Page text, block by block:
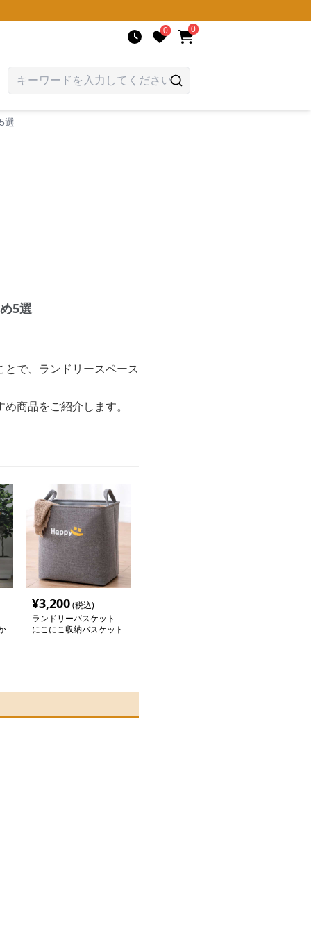
0 0
選
5選
で、ランドリースペース
商品をご紹介します。
¥3,200(税込)
ランドリーバスケット
にこにこ収納バスケット